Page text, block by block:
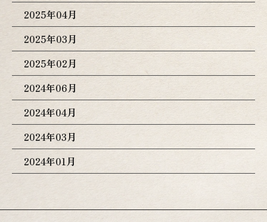
いCBXですが、今回の車両はエンジンの程度がめちゃく
ちゃいい、、、圧縮が正常なのはもちろんの事、メカノ
イズも非常に小さく、オイルパン内部のゴミも少なく綺
麗な状態でした。勿論それでも開けるに越したことはな
いのですが、開けないリスクをご説明させて頂いた上
で、お客様と話し合いを行った結果、今回はエンジン
O/Hはやらない方向で決まりました。そんな今回のベー
ス車はこちら！！めっちゃ綺麗！！（笑）仕入れの際、
勿論車両のチェックは細かく行いましたが、その場で現
金置いて速攻持って帰りました(^^)/早速車両の分解に入
ります。CBXは足回りの整備が大変です、、、インボー
ので注意が必要です。一つ一つのパーツを慎重に扱い、
2025年04月
2025年03月
2025年02月
2024年06月
2024年04月
2024年03月
2024年01月